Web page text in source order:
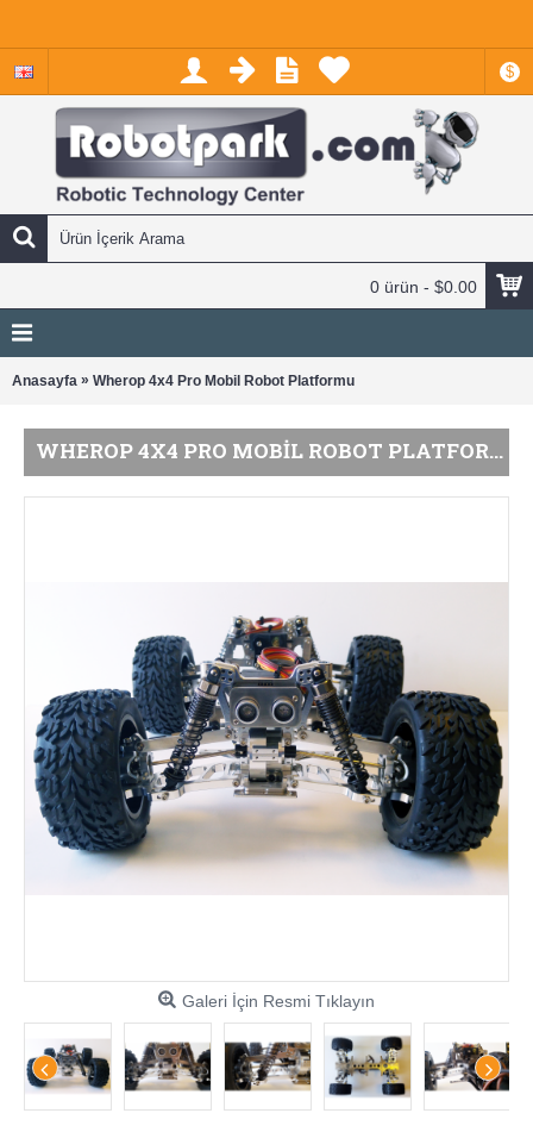
$
0 ürün - $0.00
Anasayfa » Wherop 4x4 Pro Mobil Robot Platformu
WHEROP 4X4 PRO MOBIL ROBOT PLATFORMU
Galeri İçin Resmi Tıklayın